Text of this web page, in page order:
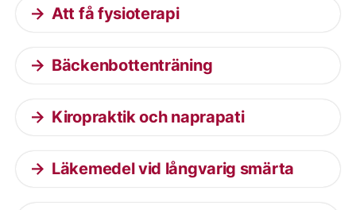
Att få fysioterapi
Bäckenbottenträning
Kiropraktik och naprapati
Läkemedel vid långvarig smärta